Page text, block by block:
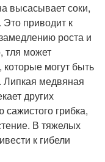
высасывает соки,
приводит к
роста и
тля может
могут быть
медвяная
других
сажистого грибка,
В тяжелых
к гибели